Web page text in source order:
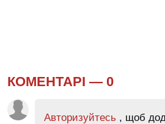
КОМЕНТАРІ — 0
Авторизуйтесь , щоб